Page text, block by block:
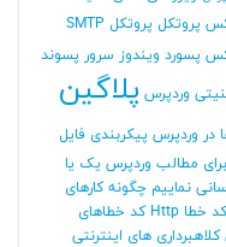
پروتکل پروتکل SMTP
پسورد ویندوز سرور پسوند
وردپرس پلاگین
در وردپرس پیکربندی فایل
مطالب وردپرس یک یا
نماییم چگونه کارهای
کد خطا Http
کد خطاهای
کلاهبرداری های اینترنتی